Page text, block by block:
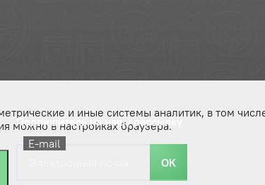
Подпишитесь на нашу рассылку
E-mail
ОК
и иные системы аналитик, в том
можно в настройках браузера.